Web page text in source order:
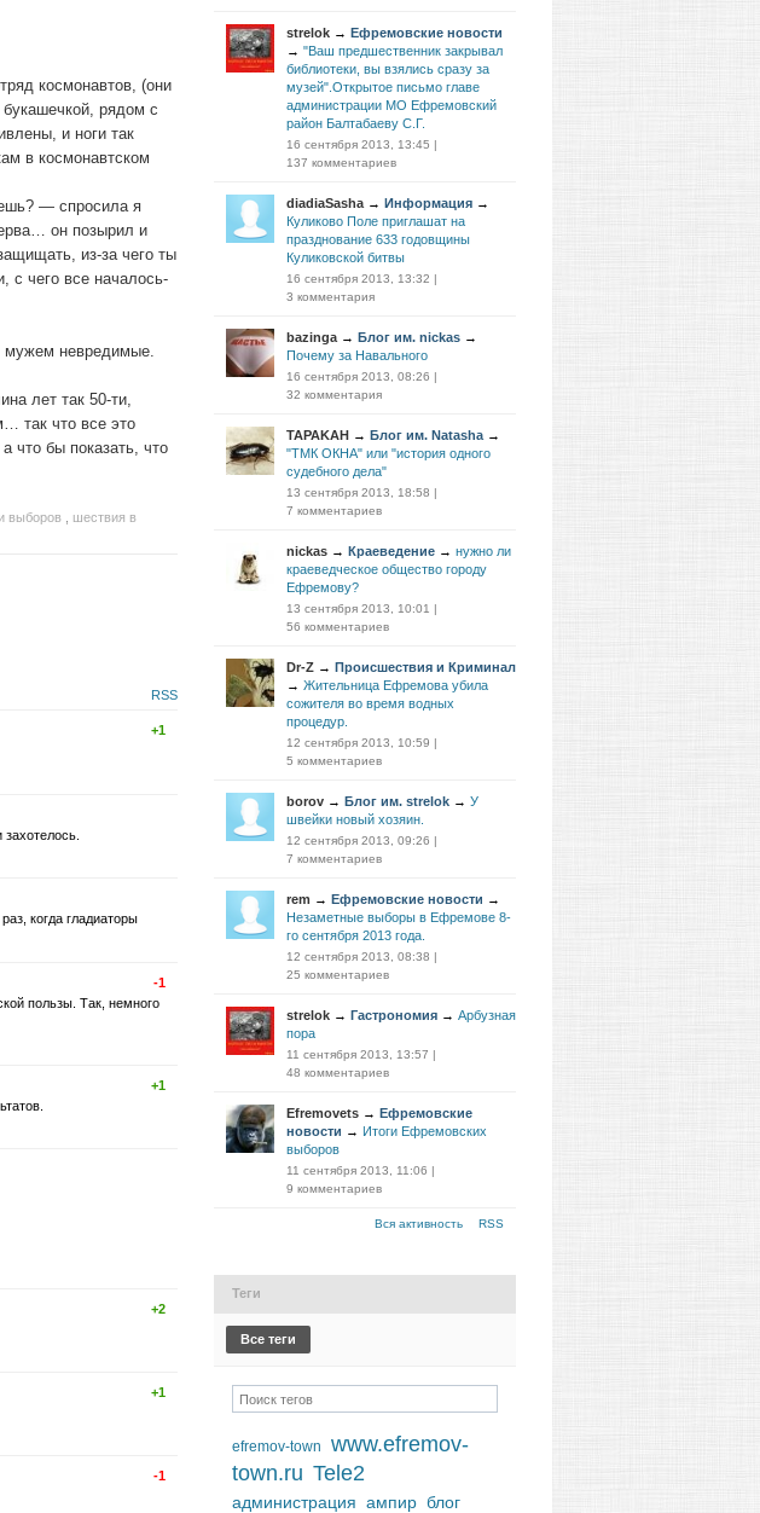
космонавтов, (они
рядом с
и ноги так
в космонавтском
— спросила я
он позырил и
из-за чего ты
с чего все началось-
мужем невредимые.
лет так 50-ти,
так что все это
что бы показать, что
выборов
шествия в
RSS
+1
когда гладиаторы
-1
пользы. Так, немного
+1
+2
+1
-1
strelok → Ефремовские новости
→ "Ваш предшественник закрывал
библиотеки, вы взялись сразу за
музей".Открытое письмо главе
администрации МО Ефремовский
район Балтабаеву С.Г.
16 сентября 2013, 13:45 |
137 комментариев
diadiaSasha → Информация →
Куликово Поле приглашат на
празднование 633 годовщины
Куликовской битвы
16 сентября 2013, 13:32 |
3 комментария
bazinga → Блог им. nickas →
Почему за Навального
16 сентября 2013, 08:26 |
32 комментария
TAPAKAH → Блог им. Natasha →
"ТМК ОКНА" или "история одного
судебного дела"
13 сентября 2013, 18:58 |
7 комментариев
nickas → Краеведение → нужно ли
краеведческое общество городу
Ефремову?
13 сентября 2013, 10:01 |
56 комментариев
Dr-Z → Проиcшествия и Криминал
→ Жительница Ефремова убила
сожителя во время водных
процедур.
12 сентября 2013, 10:59 |
5 комментариев
borov → Блог им. strelok → У
швейки новый хозяин.
12 сентября 2013, 09:26 |
7 комментариев
rem → Ефремовские новости →
Незаметные выборы в Ефремове 8-
го сентября 2013 года.
12 сентября 2013, 08:38 |
25 комментариев
strelok → Гастрономия → Арбузная
пора
11 сентября 2013, 13:57 |
48 комментариев
Efremovets → Ефремовские
новости → Итоги Ефремовских
выборов
11 сентября 2013, 11:06 |
9 комментариев
Вся активность RSS
Теги
Все теги
efremov-town
www.efremov-
town.ru Tele2
администрация ампир блог